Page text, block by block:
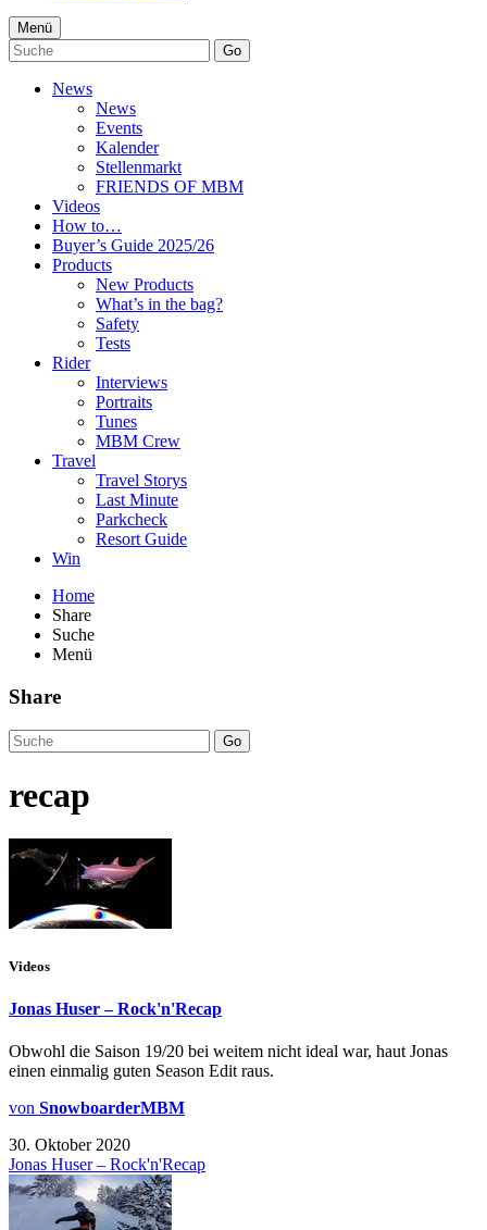
Menü
Go
News
News
Events
Kalender
Stellenmarkt
FRIENDS OF MBM
Videos
How to…
Buyer’s Guide 2025/26
Products
New Products
What’s in the bag?
Safety
Tests
Rider
Interviews
Portraits
Tunes
MBM Crew
Travel
Travel Storys
Last Minute
Parkcheck
Resort Guide
Win
Home
Share
Suche
Menü
Share
Go
recap
Videos
Jonas Huser – Rock'n'Recap
Obwohl die Saison 19/20 bei weitem nicht ideal war, haut Jonas
einen einmalig guten Season Edit raus.
von SnowboarderMBM
30. Oktober 2020
Jonas Huser – Rock'n'Recap